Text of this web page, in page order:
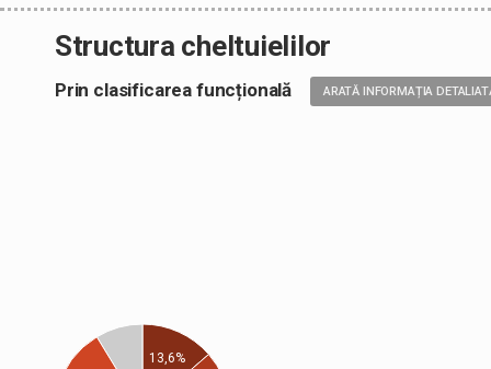
Structura cheltuielilor
Prin clasificarea funcțională ARATĂ INFORMAȚIA
13,6%